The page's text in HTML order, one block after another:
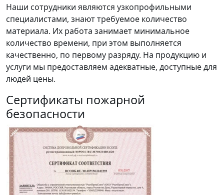
Наши сотрудники являются узкопрофильными
специалистами, знают требуемое количество
материала. Их работа занимает минимальное
количество времени, при этом выполняется
качественно, по первому разряду. На продукцию и
услуги мы предоставляем адекватные, доступные для
людей цены.
Сертификаты пожарной
безопасности